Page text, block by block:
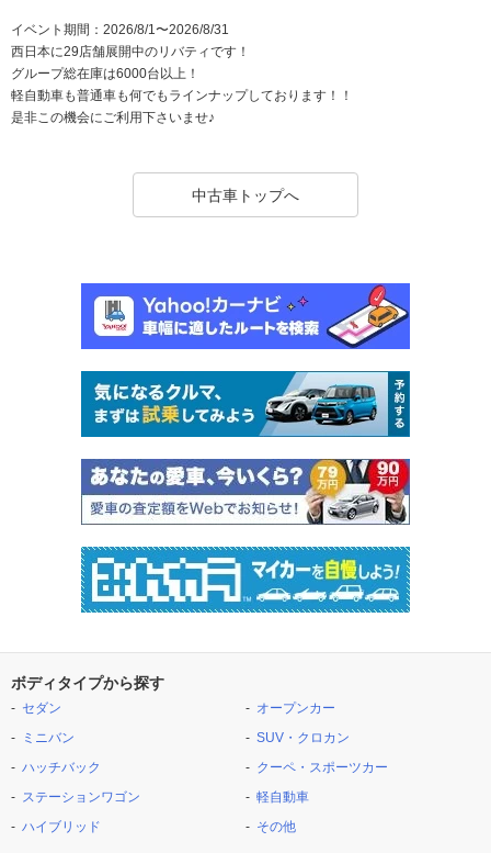
イベント期間：2026/8/1〜2026/8/31
西日本に29店舗展開中のリバティです！
グループ総在庫は6000台以上！
軽自動車も普通車も何でもラインナップしております！！
是非この機会にご利用下さいませ♪
中古車トップへ
ボディタイプから探す
セダン
ミニバン
ハッチバック
ステーションワゴン
ハイブリッド
オープンカー
SUV・クロカン
クーペ・スポーツカー
軽自動車
その他